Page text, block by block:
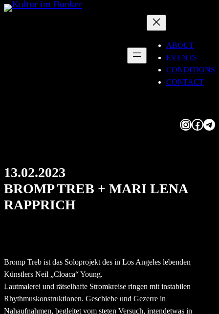
Skip
ABOUT
EVENTS
CONDITIONS
CONTACT
InstagramFacebook Telegram
13.02.2023
BROMP TREB + MARI LENA
RAPPRICH
Bromp Treb ist das Soloprojekt des in Los Angeles lebenden
Künstlers Neil „Cloaca“ Young.
Lautmalerei und rätselhafte Stromkreise ringen mit instabilen
Rhythmuskonstruktionen. Geschiebe und Gezerre in
Nahaufnahmen, begleitet vom steten Versuch, irgendetwas in